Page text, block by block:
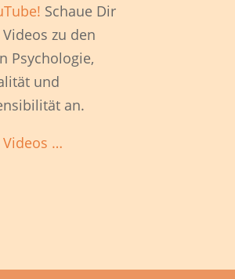
Schaue Dir
zu den
Psychologie,
und
an.
Videos …